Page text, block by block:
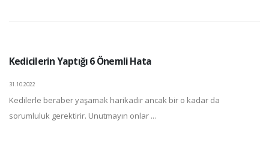
Kedicilerin Yaptığı 6 Önemli Hata
31.10.2022
Kedilerle beraber yaşamak harikadır ancak bir o kadar da
sorumluluk gerektirir. Unutmayın onlar ...